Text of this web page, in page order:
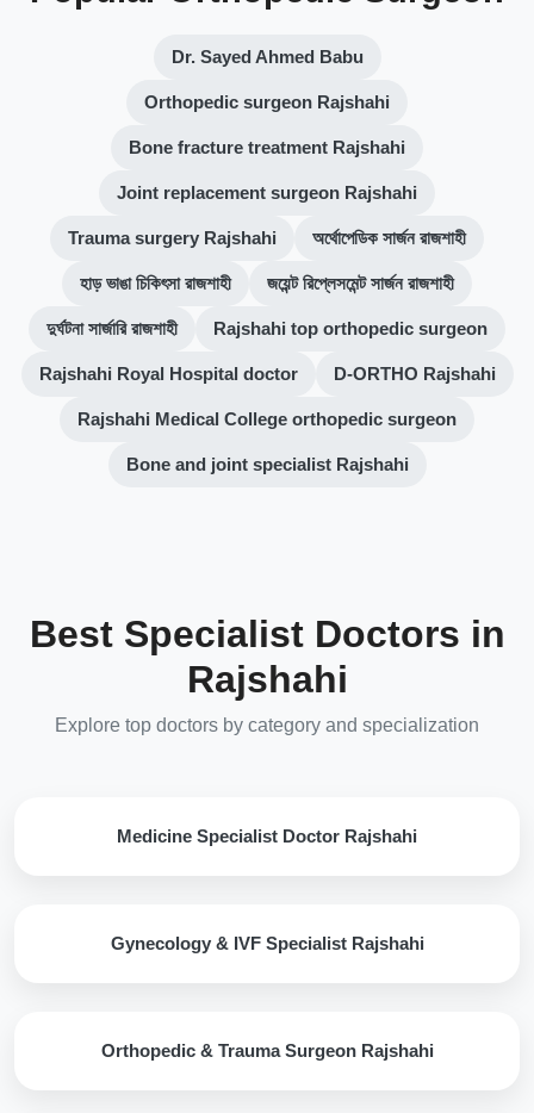
Dr. Sayed Ahmed Babu
Orthopedic surgeon Rajshahi
Bone fracture treatment Rajshahi
Joint replacement surgeon Rajshahi
Trauma surgery Rajshahi অর্থোপেডিক সার্জন রাজশাহী
হাড় ভাঙা চিকিৎসা রাজশাহী জয়েন্ট রিপ্লেসমেন্ট সার্জন রাজশাহী
দুর্ঘটনা সার্জারি রাজশাহী Rajshahi top orthopedic surgeon
Rajshahi Royal Hospital doctor D-ORTHO Rajshahi
Rajshahi Medical College orthopedic surgeon
Bone and joint specialist Rajshahi
Best Specialist Doctors in
Rajshahi
Explore top doctors by category and specialization
Medicine Specialist Doctor Rajshahi
Gynecology & IVF Specialist Rajshahi
Orthopedic & Trauma Surgeon Rajshahi